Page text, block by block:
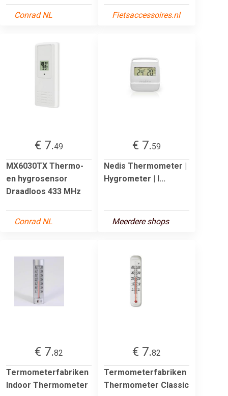
Conrad NL Fietsaccessoires.nl
€ 7.49
MX6030TX Thermo-
en hygrosensor
Draadloos 433 MHz
Conrad NL
€ 7.59
Nedis Thermometer |
Hygrometer | I...
Meerdere shops
€ 7.82
Termometerfabriken
Indoor Thermometer
€ 7.82
Termometerfabriken
Thermometer Classic